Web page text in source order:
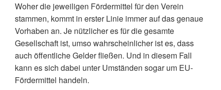
Woher die jeweiligen Fördermittel für den Verein
stammen, kommt in erster Linie immer auf das genaue
Vorhaben an. Je nützlicher es für die gesamte
Gesellschaft ist, umso wahrscheinlicher ist es, dass
auch öffentliche Gelder fließen. Und in diesem Fall
kann es sich dabei unter Umständen sogar um EU-
Fördermittel handeln.